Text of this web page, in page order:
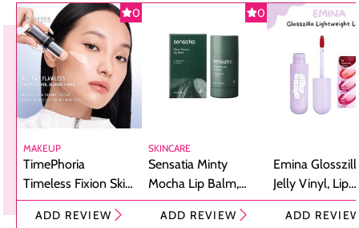
0
MAKEUP
TimePhoria
Timeless Fixion Skin
Tint Stick,
Foundation dan
ADD REVIEW
0
SKINCARE
Sensatia Minty
Mocha Lip Balm,
Pelembap Bibir
dengan Aroma
ADD REVIEW
Emina
Jelly Vinyl, Lip
Cream Glossy
Ringan
ADD